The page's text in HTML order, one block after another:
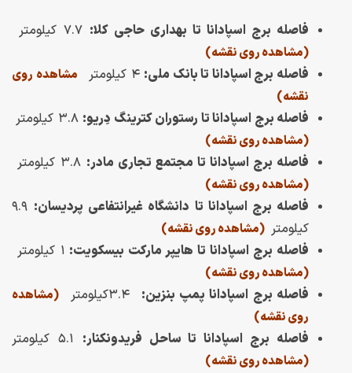
فاصله برج اسپادانا تا بهداری حاجی کلا:
(مشاهده روی نقشه)
فاصله برج اسپادانا تا بانک ملی: ۴ کیلومتر
مشاهده روی
نقشه)
فاصله برج اسپادانا تا رستوران کترینگ دِریو: ۳.۸ کیلومتر
(مشاهده روی نقشه)
فاصله برج اسپادانا تا مجتمع تجاری مادر:
(مشاهده روی نقشه)
فاصله برج اسپادانا تا دانشگاه غیرانتفاعی پردیسان: ۹.۹
کیلومتر (مشاهده روی نقشه)
فاصله برج اسپادانا تا هایپر مارکت بیسکویت: ۱ کیلومتر
(مشاهده روی نقشه)
فاصله برج اسپادانا پمپ بنزین: ۳.۴کیلومتر
(مشاهده
روی نقشه)
فاصله برج اسپادانا تا ساحل فریدونکنار:
(مشاهده روی نقشه)